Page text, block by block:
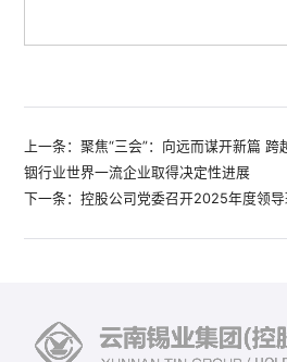
上一条：聚焦“三会”：向远而谋开新篇 跨
铟行业世界一流企业取得决定性进展
下一条：控股公司党委召开2025年度领